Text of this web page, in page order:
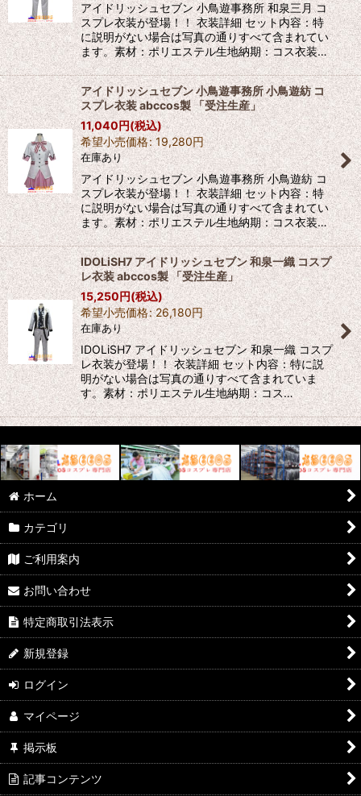
アイドリッシュセブン 小鳥遊事務所 和泉三月 コ
スプレ衣装が登場！！ 衣装詳細 セット内容：特
に説明がない場合は写真の通りすべて含まれてい
ます。素材：ポリエステル生地納期：コス衣装…
アイドリッシュセブン 小鳥遊事務所 小鳥遊紡 コ
スプレ衣装 abccos製 「受注生産」
11,040円(税込)
希望小売価格: 19,280円
在庫あり
アイドリッシュセブン 小鳥遊事務所 小鳥遊紡 コ
スプレ衣装が登場！！ 衣装詳細 セット内容：特
に説明がない場合は写真の通りすべて含まれてい
ます。素材：ポリエステル生地納期：コス衣装…
IDOLiSH7 アイドリッシュセブン 和泉一織 コスプ
レ衣装 abccos製 「受注生産」
15,250円(税込)
希望小売価格: 26,180円
在庫あり
IDOLiSH7 アイドリッシュセブン 和泉一織 コスプ
レ衣装が登場！！ 衣装詳細 セット内容：特に説
明がない場合は写真の通りすべて含まれていま
す。素材：ポリエステル生地納期：コス…
ホーム
カテゴリ
ご利用案内
お問い合わせ
特定商取引法表示
新規登録
ログイン
マイページ
掲示板
記事コンテンツ